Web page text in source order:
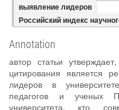
выявление лидеров
Российский индекс
Annotation
автор статьи
цитирования является
лидеров в
педагогов и ученых
университета, кто